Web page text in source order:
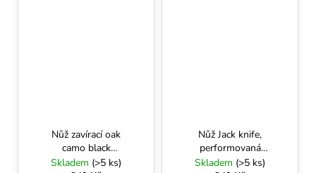
Nůž zavírací oak
camo black
1285C01
Skladem (>5 ks)
Nůž Jack knife,
performovaná
rukojeť, délka: 19,5
Skladem (>5 ks)